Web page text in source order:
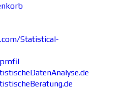
Statistical-